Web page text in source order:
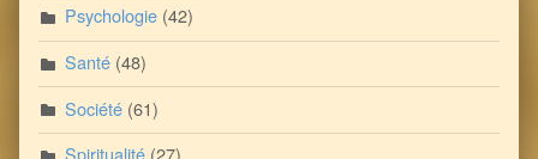
Psychologie (42)
Santé (48)
Société (61)